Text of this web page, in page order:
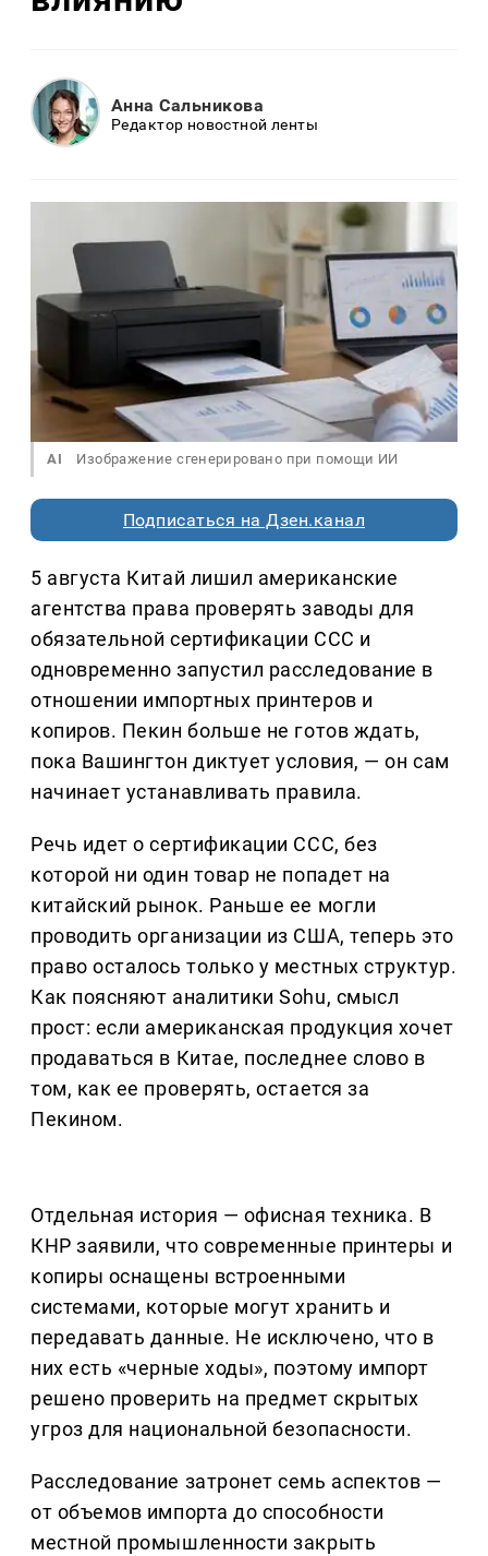
Анна Сальникова
Редактор новостной ленты
AI Изображение сгенерировано при помощи ИИ
Подписаться на Дзен.канал
5 августа Китай лишил американские
агентства права проверять заводы для
обязательной сертификации CCC и
одновременно запустил расследование в
отношении импортных принтеров и
копиров. Пекин больше не готов ждать,
пока Вашингтон диктует условия, — он сам
начинает устанавливать правила.
Речь идет о сертификации CCC, без
которой ни один товар не попадет на
китайский рынок. Раньше ее могли
проводить организации из США, теперь это
право осталось только у местных структур.
Как поясняют аналитики Sohu, смысл
прост: если американская продукция хочет
продаваться в Китае, последнее слово в
том, как ее проверять, остается за
Пекином.
Отдельная история — офисная техника. В
КНР заявили, что современные принтеры и
копиры оснащены встроенными
системами, которые могут хранить и
передавать данные. Не исключено, что в
них есть «черные ходы», поэтому импорт
решено проверить на предмет скрытых
угроз для национальной безопасности.
Расследование затронет семь аспектов —
от объемов импорта до способности
местной промышленности закрыть